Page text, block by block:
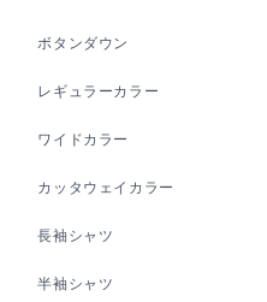
ボタンダウン
レギュラーカラー
ワイドカラー
カッタウェイカラー
長袖シャツ
半袖シャツ